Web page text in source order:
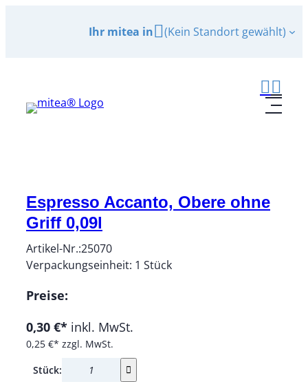
Ihr mitea in (Kein Standort gewählt)
Espresso Accanto, Obere ohne
Griff 0,09l
Artikel-Nr.:25070
Verpackungseinheit: 1 Stück
Preise:
0,30 €* inkl. MwSt.
0,25 €* zzgl. MwSt.
Stück: